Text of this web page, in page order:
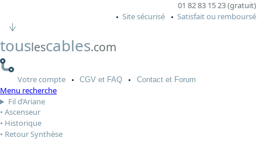
01 82 83 15 23 (gratuit)
Site sécurisé
Satisfait ou remboursé
touslescables.com
Votrecompte CGV et FAQ Contactet Forum
Menu recherche
Fil d’Ariane
Ascenseur
Historique
Retour Synthèse